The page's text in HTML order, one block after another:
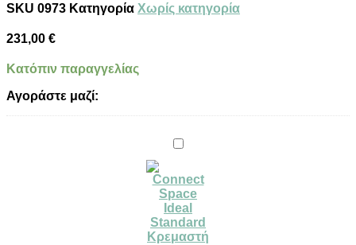
SKU 0973 Κατηγορία Χωρίς κατηγορία
231,00 €
Κατόπιν παραγγελίας
Αγοράστε μαζί:
Connect
Standard
Κρεμαστή